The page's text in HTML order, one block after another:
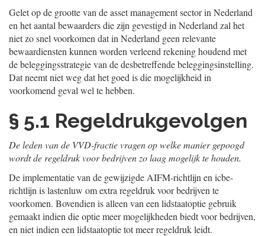
Gelet op de grootte van de asset management sector in Nederland
en het aantal bewaarders die zijn gevestigd in Nederland zal het
niet zo snel voorkomen dat in Nederland geen relevante
bewaardiensten kunnen worden verleend rekening houdend met
de beleggingsstrategie van de desbetreffende beleggingsinstelling.
Dat neemt niet weg dat het goed is die mogelijkheid in
voorkomend geval wel te hebben.
§ 5.1 Regeldrukgevolgen
De leden van de VVD-fractie vragen op welke manier gepoogd
wordt de regeldruk voor bedrijven zo laag mogelijk te houden.
De implementatie van de gewijzigde AIFM-richtlijn en icbe-
richtlijn is lastenluw om extra regeldruk voor bedrijven te
voorkomen. Bovendien is alleen van een lidstaatoptie gebruik
gemaakt indien die optie meer mogelijkheden biedt voor bedrijven,
en niet indien een lidstaatoptie tot meer regeldruk leidt.